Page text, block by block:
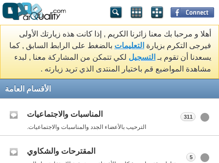
أهلا و مرحبا بك معنا زائرنا الكريم , إذا كانت هذه زيارتك الأولى
فيرجى التكرم بزيارة التعليمات بالضغط على الرابط السابق , كما
يسعدنا أن تقوم بـ التسجيل لكي تتمكن من المشاركة معنا , لبدء
مشاهدة المواضيع قم باختيار المنتدى الذي تريد زيارته .
الأقسام العامة
المناسبات والاجتماعيات
الترحيب بالأعضاء الجدد والمناسبات والاجتماعيات.
311
المقترحات والشكاوي
5